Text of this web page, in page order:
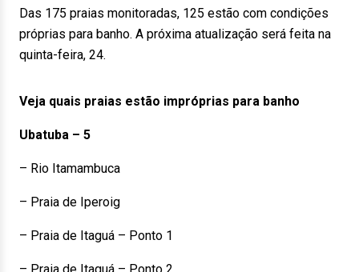
Das 175 praias monitoradas, 125 estão com condições
próprias para banho. A próxima atualização será feita na
quinta-feira, 24.
Veja quais praias estão impróprias para banho
Ubatuba – 5
– Rio Itamambuca
– Praia de Iperoig
– Praia de Itaguá – Ponto 1